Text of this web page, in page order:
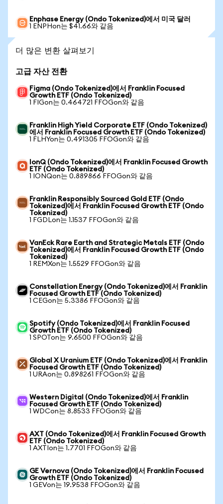
Enphase Energy (Ondo Tokenized)에서 미국 달러
1 ENPHon는 $41.66와 같음
더 많은 변환 살펴보기
고급 자산 전환
Figma (Ondo Tokenized)에서 Franklin Focused
Growth ETF (Ondo Tokenized)
1 FIGon는 0.464721 FFOGon와 같음
Franklin High Yield Corporate ETF (Ondo Tokenized)
에서 Franklin Focused Growth ETF (Ondo Tokenized)
1 FLHYon는 0.491305 FFOGon와 같음
IonQ (Ondo Tokenized)에서 Franklin Focused Growth
ETF (Ondo Tokenized)
1 IONQon는 0.889866 FFOGon와 같음
Franklin Responsibly Sourced Gold ETF (Ondo
Tokenized)에서 Franklin Focused Growth ETF (Ondo
Tokenized)
1 FGDLon는 1.1537 FFOGon와 같음
VanEck Rare Earth and Strategic Metals ETF (Ondo
Tokenized)에서 Franklin Focused Growth ETF (Ondo
Tokenized)
1 REMXon는 1.5529 FFOGon와 같음
Constellation Energy (Ondo Tokenized)에서 Franklin
Focused Growth ETF (Ondo Tokenized)
1 CEGon는 5.3386 FFOGon와 같음
Spotify (Ondo Tokenized)에서 Franklin Focused
Growth ETF (Ondo Tokenized)
1 SPOTon는 9.6500 FFOGon와 같음
Global X Uranium ETF (Ondo Tokenized)에서 Franklin
Focused Growth ETF (Ondo Tokenized)
1 URAon는 0.898261 FFOGon와 같음
Western Digital (Ondo Tokenized)에서 Franklin
Focused Growth ETF (Ondo Tokenized)
1 WDCon는 8.8533 FFOGon와 같음
AXT (Ondo Tokenized)에서 Franklin Focused Growth
ETF (Ondo Tokenized)
1 AXTIon는 1.7701 FFOGon와 같음
GE Vernova (Ondo Tokenized)에서 Franklin Focused
Growth ETF (Ondo Tokenized)
1 GEVon는 19.9538 FFOGon와 같음